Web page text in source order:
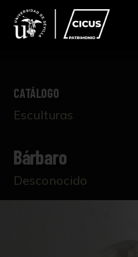
CATÁLOGO
Esculturas
Bárbaro
Desconocido